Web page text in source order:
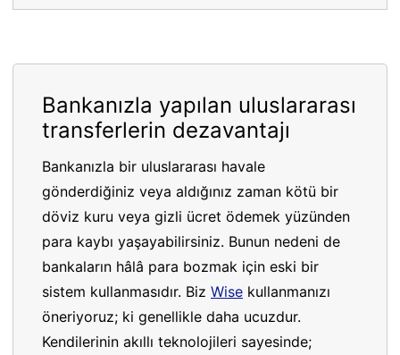
Bankanızla yapılan uluslararası
transferlerin dezavantajı
Bankanızla bir uluslararası havale
gönderdiğiniz veya aldığınız zaman kötü bir
döviz kuru veya gizli ücret ödemek yüzünden
para kaybı yaşayabilirsiniz. Bunun nedeni de
bankaların hâlâ para bozmak için eski bir
sistem kullanmasıdır. Biz Wise kullanmanızı
öneriyoruz; ki genellikle daha ucuzdur.
Kendilerinin akıllı teknolojileri sayesinde;